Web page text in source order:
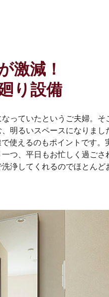
激減！
り設備
っていたというご夫婦。そ
明るいスペースになりまし
使えるのもポイントです。
つ、平日もお忙しく過ごさ
浄してくれるのでほとんど